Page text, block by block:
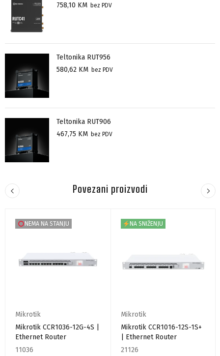
758,10 KM bez PDV
Teltonika RUT956
580,62 KM bez PDV
Teltonika RUT906
467,75 KM bez PDV
Povezani proizvodi
NEMA NA STANJU
Mikrotik
Mikrotik CCR1036-12G-4S |
Ethernet Router
11036
NA SNIŽENJU
Mikrotik
Mikrotik CCR1016-12S-1S+
| Ethernet Router
21126